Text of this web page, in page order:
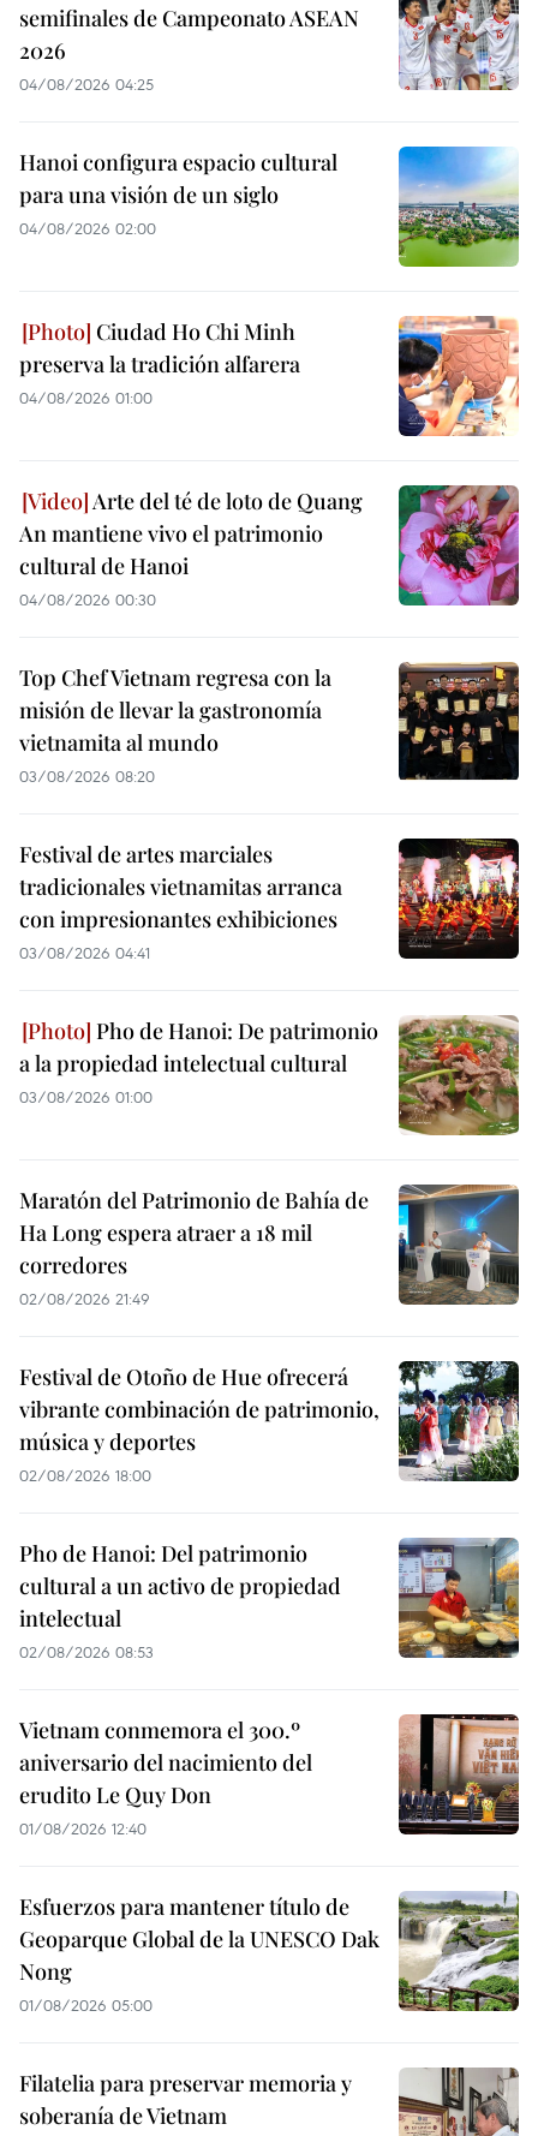
semifinales de Campeonato ASEAN
2026
04/08/2026 04:25
Hanoi configura espacio cultural
para una visión de un siglo
04/08/2026 02:00
Ciudad Ho Chi Minh
preserva la tradición alfarera
04/08/2026 01:00
Arte del té de loto de Quang
An mantiene vivo el patrimonio
cultural de Hanoi
04/08/2026 00:30
Top Chef Vietnam regresa con la
misión de llevar la gastronomía
vietnamita al mundo
03/08/2026 08:20
Festival de artes marciales
tradicionales vietnamitas arranca
con impresionantes exhibiciones
03/08/2026 04:41
Pho de Hanoi: De patrimonio
a la propiedad intelectual cultural
03/08/2026 01:00
Maratón del Patrimonio de Bahía de
Ha Long espera atraer a 18 mil
corredores
02/08/2026 21:49
Festival de Otoño de Hue ofrecerá
vibrante combinación de patrimonio,
música y deportes
02/08/2026 18:00
Pho de Hanoi: Del patrimonio
cultural a un activo de propiedad
intelectual
02/08/2026 08:53
Vietnam conmemora el 300.º
aniversario del nacimiento del
erudito Le Quy Don
01/08/2026 12:40
Esfuerzos para mantener título de
Geoparque Global de la UNESCO Dak
Nong
01/08/2026 05:00
Filatelia para preservar memoria y
soberanía de Vietnam